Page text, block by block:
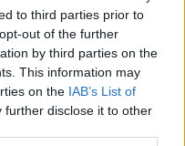
to third parties prior to
out of the further
by third parties on the
This information may
on the IAB’s List of
further disclose it to other
mientras realizan su
interior y exterior
de energía, al
visibilidad con menos